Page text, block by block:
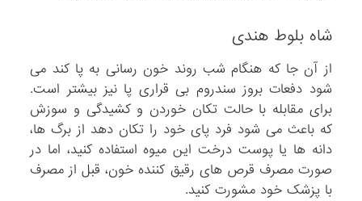
شاه بلوط هندی
از آن جا که هنگام شب روند خون رسانی به پا کند می
شود دفعات بروز سندروم بی قراری پا نیز بیشتر است.
برای مقابله با حالت تکان خوردن و کشیدگی و سوزش
که باعث می شود فرد پای خود را تکان دهد از برگ ها،
دانه ها یا پوست درخت این میوه استفاده کنید، اما در
صورت مصرف قرص های رقیق کننده خون، قبل از مصرف
با پزشک خود مشورت کنید.